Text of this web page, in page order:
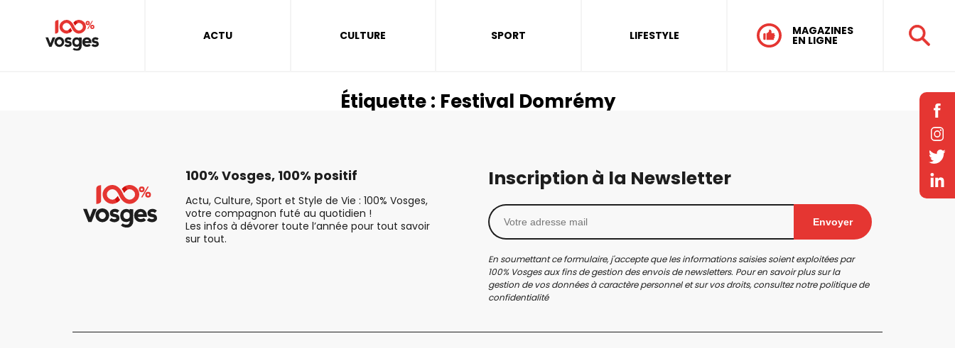
ACTU CULTURE SPORT LIFESTYLE MAGAZINES
EN LIGNE
Étiquette : Festival Domrémy
100% Vosges, 100% positif
Actu, Culture, Sport et Style de Vie : 100% Vosges,
votre compagnon futé au quotidien !
Les infos à dévorer toute l’année pour tout savoir
sur tout.
Inscription à la Newsletter
Envoyer
En soumettant ce formulaire, j'accepte que les informations saisies soient exploitées par
100% Vosges aux fins de gestion des envois de newsletters. Pour en savoir plus sur la
gestion de vos données à caractère personnel et sur vos droits, consultez notrepolitique de
confidentialité